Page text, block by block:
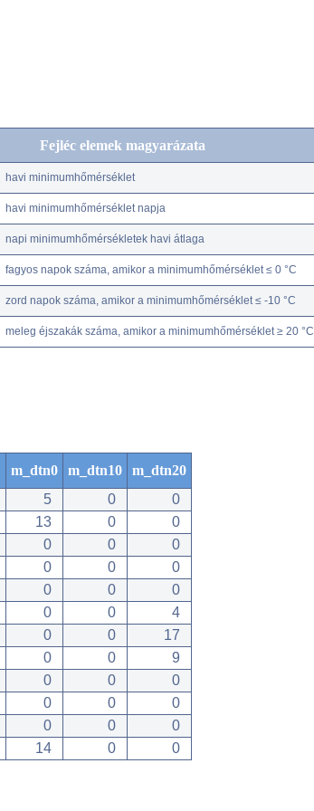
Fejléc elemek magyarázata
havi minimumhőmérséklet
havi minimumhőmérséklet napja
napi minimumhőmérsékletek havi átlaga
fagyos napok száma, amikor a minimumhőmérséklet ≤ 0 °C
zord napok száma, amikor a minimumhőmérséklet ≤ -10 °C
meleg éjszakák száma, amikor a minimumhőmérséklet ≥ 20 °C
m_dtn0 m_dtn10
m_dtn20
5 0
0
13 0
0
0 0
0
0 0
0
0 0
0
0 0
4
0 0
17
0 0
9
0 0
0
0 0
0
0 0
0
14 0 0